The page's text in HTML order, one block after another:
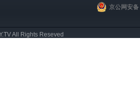
京公网安
All Rights Reseved